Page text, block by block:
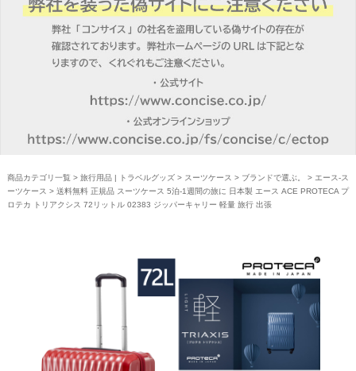
商品カテゴリ一覧 > 旅行用品 | トラベルグッズ> スーツケース > ブランドで選ぶ。 > エース-ス
ーツケース > 送料無料 正規品 スーツケース 5泊-1週間の旅に 日本製 エース ACE PROTECA プ
ロテカ トリアクシス 72リットル 02383 ジッパーキャリー 軽量 旅行 出張